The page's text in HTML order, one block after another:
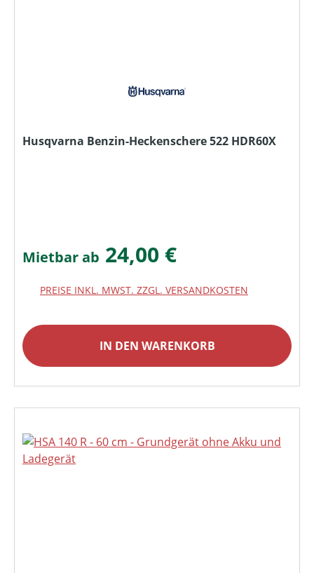
Husqvarna Benzin-Heckenschere 522 HDR60X
Mietbar ab 24,00 €
PREISE INKL. MWST. ZZGL. VERSANDKOSTEN
IN DEN WARENKORB